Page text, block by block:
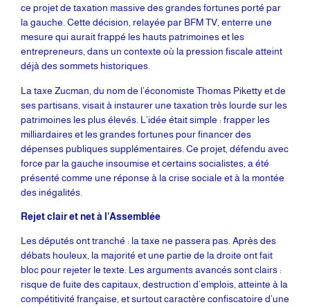
ce projet de taxation massive des grandes fortunes porté par
la gauche. Cette décision, relayée par BFM TV, enterre une
mesure qui aurait frappé les hauts patrimoines et les
entrepreneurs, dans un contexte où la pression fiscale atteint
déjà des sommets historiques.
La taxe Zucman, du nom de l’économiste Thomas Piketty et de
ses partisans, visait à instaurer une taxation très lourde sur les
patrimoines les plus élevés. L’idée était simple : frapper les
milliardaires et les grandes fortunes pour financer des
dépenses publiques supplémentaires. Ce projet, défendu avec
force par la gauche insoumise et certains socialistes, a été
présenté comme une réponse à la crise sociale et à la montée
des inégalités.
Rejet clair et net à l’Assemblée
Les députés ont tranché : la taxe ne passera pas. Après des
débats houleux, la majorité et une partie de la droite ont fait
bloc pour rejeter le texte. Les arguments avancés sont clairs :
risque de fuite des capitaux, destruction d’emplois, atteinte à la
compétitivité française, et surtout caractère confiscatoire d’une